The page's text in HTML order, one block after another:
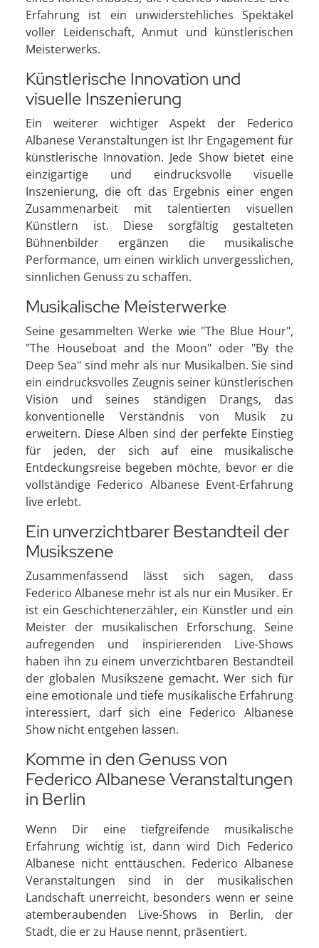
Erfahrung ist ein unwiderstehliches Spektakel
voller Leidenschaft, Anmut und künstlerischen
Meisterwerks.
Künstlerische Innovation und
visuelle Inszenierung
Ein weiterer wichtiger Aspekt der Federico
Albanese Veranstaltungen ist Ihr Engagement für
künstlerische Innovation. Jede Show bietet eine
einzigartige und eindrucksvolle visuelle
Inszenierung, die oft das Ergebnis einer engen
Zusammenarbeit mit talentierten visuellen
Künstlern ist. Diese sorgfältig gestalteten
Bühnenbilder ergänzen die musikalische
Performance, um einen wirklich unvergesslichen,
sinnlichen Genuss zu schaffen.
Musikalische Meisterwerke
Seine gesammelten Werke wie "The Blue Hour",
"The Houseboat and the Moon" oder "By the
Deep Sea" sind mehr als nur Musikalben. Sie sind
ein eindrucksvolles Zeugnis seiner künstlerischen
Vision und seines ständigen Drangs, das
konventionelle Verständnis von Musik zu
erweitern. Diese Alben sind der perfekte Einstieg
für jeden, der sich auf eine musikalische
Entdeckungsreise begeben möchte, bevor er die
vollständige Federico Albanese Event-Erfahrung
live erlebt.
Ein unverzichtbarer Bestandteil der
Musikszene
Zusammenfassend lässt sich sagen, dass
Federico Albanese mehr ist als nur ein Musiker. Er
ist ein Geschichtenerzähler, ein Künstler und ein
Meister der musikalischen Erforschung. Seine
aufregenden und inspirierenden Live-Shows
haben ihn zu einem unverzichtbaren Bestandteil
der globalen Musikszene gemacht. Wer sich für
eine emotionale und tiefe musikalische Erfahrung
interessiert, darf sich eine Federico Albanese
Show nicht entgehen lassen.
Komme in den Genuss von
Federico Albanese Veranstaltungen
in Berlin
Wenn Dir eine tiefgreifende musikalische
Erfahrung wichtig ist, dann wird Dich Federico
Albanese nicht enttäuschen. Federico Albanese
Veranstaltungen sind in der musikalischen
Landschaft unerreicht, besonders wenn er seine
atemberaubenden Live-Shows in Berlin, der
Stadt, die er zu Hause nennt, präsentiert.